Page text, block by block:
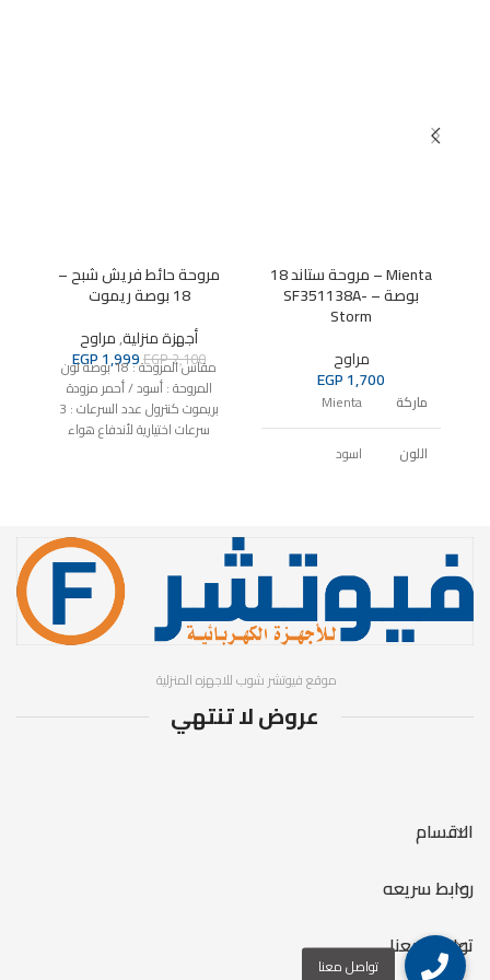
Mienta – مروحة ستاند 18
بوصة – SF351138A-
Storm
مراوح
EGP1,700
ماركة Mienta
اللون اسود
- محرك عالي
الأداء - 3 سرعات
لراحتك القصوى -
بثلاث مرات -
سلسلة مزودة
بخاصية السرعة
والتذبذب -
مروحة حائط فريش شبح –
18 بوصة ريموت
أجهزة منزلية,مراوح
EGP2,100
EGP1,999مقاس المروحة : 18 بوصة
لون
المروحة : أسود / أحمر مزودة
بريموت كنترول عدد السرعات : 3
سرعات اختيارية لأندفاع هواء
تصميم المروحة : تصميم انسيابي
ذات شكل عصري و أنيق واقي
مروحة لتشغيل السلامة جهد
التشغيل: 220-240 فولت التردد:
50-60 هرتز تعمل بهدوء أثناء
التشغيل
موقع فيوتشر شوب للاجهزه المنزلية
عروض لا تنتهي
الاقسام
روابط سريعه
تواصل معنا